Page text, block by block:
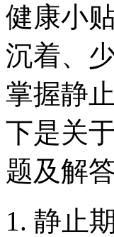
健康小
沉着、
掌握静
下是关
题及解答
1. 静止